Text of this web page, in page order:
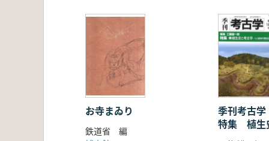
お寺まゐり
鉄道省 編
季刊考古
特集 植
人と植物